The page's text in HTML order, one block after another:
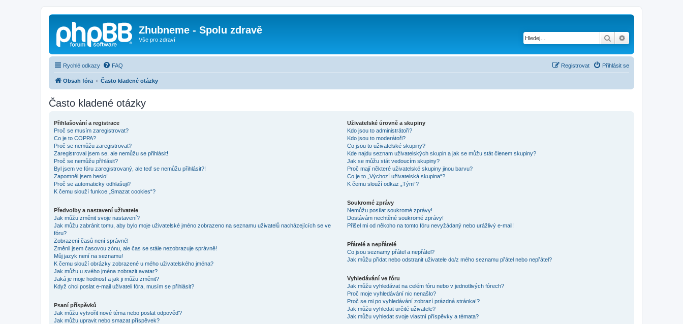
Zhubneme - Spolu zdravě
Vše pro zdraví Hledat
Rychlé odkazy FAQ Přihlásit se
Registrovat
Obsah fóra Často kladené otázky
Často kladené otázky
Přihlašování a registrace
Proč se musím zaregistrovat?
Co je to COPPA?
Proč se nemůžu zaregistrovat?
Zaregistroval jsem se, ale nemůžu se přihlásit!
Proč se nemůžu přihlásit?
Byl jsem ve fóru zaregistrovaný, ale teď se nemůžu přihlásit?!
Zapomněl jsem heslo!
Proč se automaticky odhlašuji?
K čemu slouží funkce „Smazat cookies“?
Předvolby a nastavení uživatele
Jak můžu změnit svoje nastavení?
Jak můžu zabránit tomu, aby bylo moje uživatelské jméno zobrazeno na seznamu uživatelů nacházejících se ve
fóru?
Zobrazení časů není správné!
Změnil jsem časovou zónu, ale čas se stále nezobrazuje správně!
Můj jazyk není na seznamu!
K čemu slouží obrázky zobrazené u mého uživatelského jména?
Jak můžu u svého jména zobrazit avatar?
Jaká je moje hodnost a jak ji můžu změnit?
Když chci poslat e-mail uživateli fóra, musím se přihlásit?
Psaní příspěvků
Jak můžu vytvořit nové téma nebo poslat odpověď?
Jak můžu upravit nebo smazat příspěvek?
Uživatelské úrovně a skupiny
Kdo jsou to administrátoři?
Kdo jsou to moderátoři?
Co jsou to uživatelské skupiny?
Kde najdu seznam uživatelských skupin a jak se můžu stát členem skupiny?
Jak se můžu stát vedoucím skupiny?
Proč mají některé uživatelské skupiny jinou barvu?
Co je to „Výchozí uživatelská skupina“?
K čemu slouží odkaz „Tým“?
Soukromé zprávy
Nemůžu posílat soukromé zprávy!
Dostávám nechtěné soukromé zprávy!
Přišel mi od někoho na tomto fóru nevyžádaný nebo urážlivý e-mail!
Přátelé a nepřátelé
Co jsou seznamy přátel a nepřátel?
Jak můžu přidat nebo odstranit uživatele do/z mého seznamu přátel nebo nepřátel?
Vyhledávání ve fóru
Jak můžu vyhledávat na celém fóru nebo v jednotlivých fórech?
Proč moje vyhledávání nic nenašlo?
Proč se mi po vyhledávání zobrazí prázdná stránka!?
Jak můžu vyhledat určité uživatele?
Jak můžu vyhledat svoje vlastní příspěvky a témata?